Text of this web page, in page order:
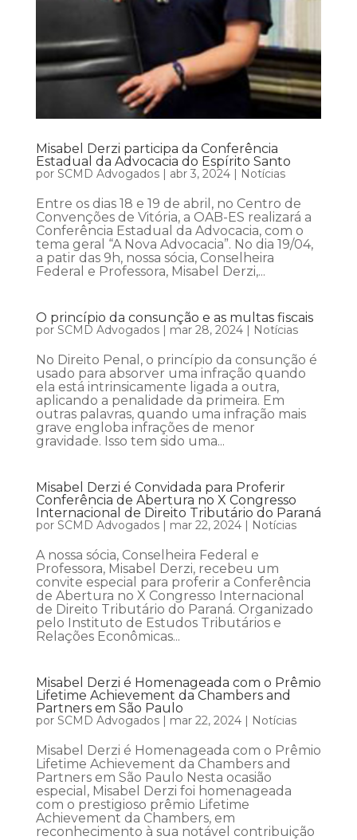
Misabel Derzi participa da Conferência
Estadual da Advocacia do Espírito Santo
por SCMD Advogados| abr 3, 2024| Notícias
Entre os dias 18 e 19 de abril, no Centro de
Convenções de Vitória, a OAB-ES realizará a
Conferência Estadual da Advocacia, com o
tema geral “A Nova Advocacia”. No dia 19/04,
a patir das 9h, nossa sócia, Conselheira
Federal e Professora, Misabel Derzi,...
O princípio da consunção e as multas fiscais
por SCMD Advogados| mar 28, 2024| Notícias
No Direito Penal, o princípio da consunção é
usado para absorver uma infração quando
ela está intrinsicamente ligada a outra,
aplicando a penalidade da primeira. Em
outras palavras, quando uma infração mais
grave engloba infrações de menor
gravidade. Isso tem sido uma...
Misabel Derzi é Convidada para Proferir
Conferência de Abertura no X Congresso
Internacional de Direito Tributário do Paraná
por SCMD Advogados| mar 22, 2024| Notícias
A nossa sócia, Conselheira Federal e
Professora, Misabel Derzi, recebeu um
convite especial para proferir a Conferência
de Abertura no X Congresso Internacional
de Direito Tributário do Paraná. Organizado
pelo Instituto de Estudos Tributários e
Relações Econômicas...
Misabel Derzi é Homenageada com o Prêmio
Lifetime Achievement da Chambers and
Partners em São Paulo
por SCMD Advogados| mar 22, 2024| Notícias
Misabel Derzi é Homenageada com o Prêmio
Lifetime Achievement da Chambers and
Partners em São Paulo Nesta ocasião
especial, Misabel Derzi foi homenageada
com o prestigioso prêmio Lifetime
Achievement da Chambers, em
reconhecimento à sua notável contribuição